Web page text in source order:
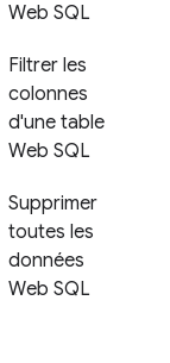
Web SQL
Filtrer les
colonnes
d'une table
Web SQL
Supprimer
toutes les
données
Web SQL